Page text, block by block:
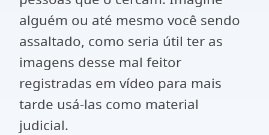
alguém ou até mesmo você sendo
assaltado, como seria útil ter as
imagens desse mal feitor
registradas em vídeo para mais
tarde usá-las como material
judicial.